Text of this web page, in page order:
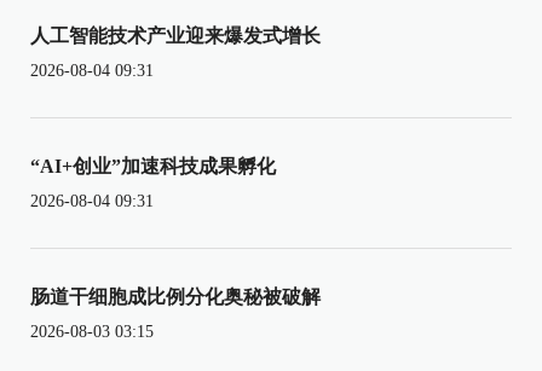
人工智能技术产业迎来爆发式增长
2026-08-04 09:31
“AI+创业”加速科技成果孵化
2026-08-04 09:31
肠道干细胞成比例分化奥秘被破解
2026-08-03 03:15